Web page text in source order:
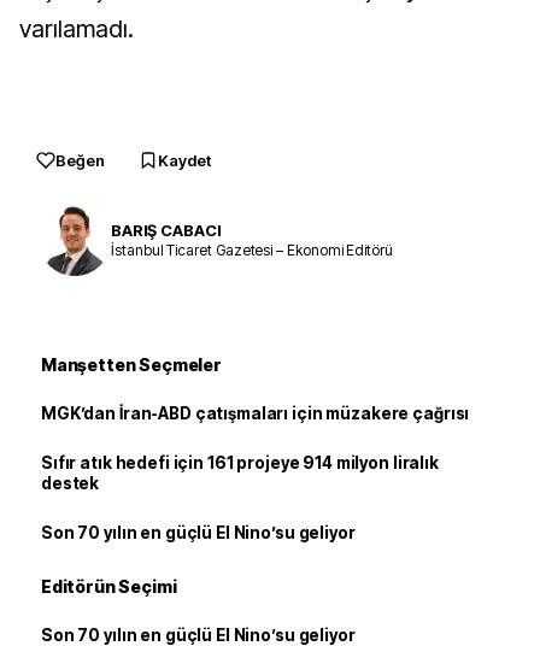
varılamadı.
Beğen Kaydet
BARIŞ CABACI
İstanbul Ticaret Gazetesi – Ekonomi Editörü
Manşetten Seçmeler
MGK’dan İran-ABD çatışmaları için müzakere çağrısı
Sıfır atık hedefi için 161 projeye 914 milyon liralık
destek
Son 70 yılın en güçlü El Nino’su geliyor
Editörün Seçimi
Son 70 yılın en güçlü El Nino’su geliyor